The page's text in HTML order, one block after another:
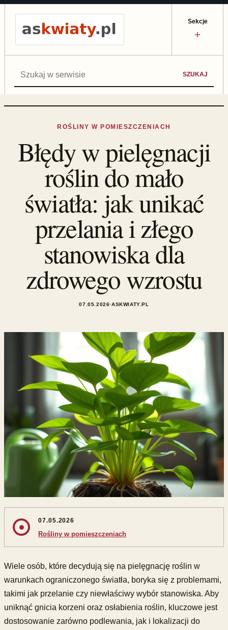
SZUKAJ
Sekcje
＋
ROŚLINY W POMIESZCZENIACH
Błędy w pielęgnacji
roślin do mało
światła: jak unikać
przelania i złego
stanowiska dla
zdrowego wzrostu
07.05.2026·ASKWIATY.PL
07.05.2026
Rośliny w pomieszczeniach
Wiele osób, które decydują się na pielęgnację roślin w
warunkach ograniczonego światła, boryka się z problemami,
takimi jak przelanie czy niewłaściwy wybór stanowiska. Aby
uniknąć gnicia korzeni oraz osłabienia roślin, kluczowe jest
dostosowanie zarówno podlewania, jak i lokalizacji do